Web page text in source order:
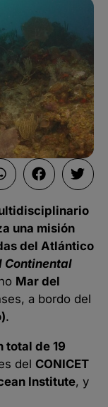
una misión
del Atlántico
Continental
Mar del
a bordo del
.
total de 19
del CONICET
Institute, y